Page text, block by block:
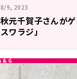
8/9, 2023
秋元千賀子さんが
スワラジ」